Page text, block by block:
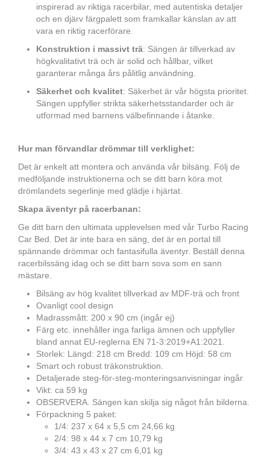
inspirerad av riktiga racerbilar, med autentiska detaljer
och en djärv färgpalett som framkallar känslan av att
vara en riktig racerförare.
Konstruktion i massivt trä: Sängen är tillverkad av
högkvalitativt trä och är solid och hållbar, vilket
garanterar många års pålitlig användning.
Säkerhet och kvalitet: Säkerhet är vår högsta prioritet.
Sängen uppfyller strikta säkerhetsstandarder och är
utformad med barnens välbefinnande i åtanke.
Hur man förvandlar drömmar till verklighet:
Det är enkelt att montera och använda vår bilsäng. Följ de
medföljande instruktionerna och se ditt barn köra mot
drömlandets segerlinje med glädje i hjärtat.
Skapa äventyr på racerbanan:
Ge ditt barn den ultimata upplevelsen med vår Turbo Racing
Car Bed. Det är inte bara en säng, det är en portal till
spännande drömmar och fantasifulla äventyr. Beställ denna
racerbilssäng idag och se ditt barn sova som en sann
mästare.
Bilsäng av hög kvalitet tillverkad av MDF-trä och front
Ovanligt cool design
Madrassmått: 200 x 90 cm (ingår ej)
Färg etc. innehåller inga farliga ämnen och uppfyller
bland annat EU-reglerna EN 71-3:2019+A1:2021.
Storlek: Längd: 218 cm Bredd: 109 cm Höjd: 58 cm
Smart och robust träkonstruktion.
Detaljerade steg-för-steg-monteringsanvisningar ingår
Vikt: ca 59 kg
OBSERVERA. Sängen kan skilja sig något från bilderna.
Förpackning 5 paket:
1/4: 237 x 64 x 5,5 cm 24,66 kg
2/4: 98 x 44 x 7 cm 10,79 kg
3/4: 43 x 43 x 27 cm 6,01 kg